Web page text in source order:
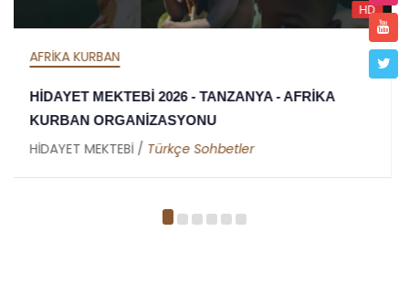
HD
AFRİKA İFTAR
HİDAYET MEKTEBİ 2026 İFTAR ORGANİZASYONU -
TANZANYA - AFRİKA
HİDAYET MEKTEBİ /Metin Duymaz